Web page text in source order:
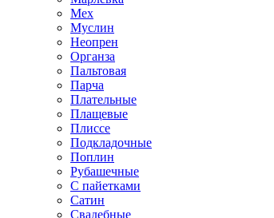
Мех
Муслин
Неопрен
Органза
Пальтовая
Парча
Плательные
Плащевые
Плиссе
Подкладочные
Поплин
Рубашечные
С пайетками
Сатин
Свадебные